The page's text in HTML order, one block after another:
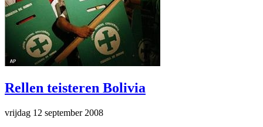
Rellen teisteren Bolivia
vrijdag 12 september 2008